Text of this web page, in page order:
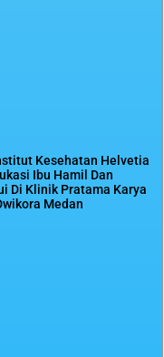
Kesehatan Helvetia
Ibu Hamil Dan
Di Klinik Pratama Karya
Medan